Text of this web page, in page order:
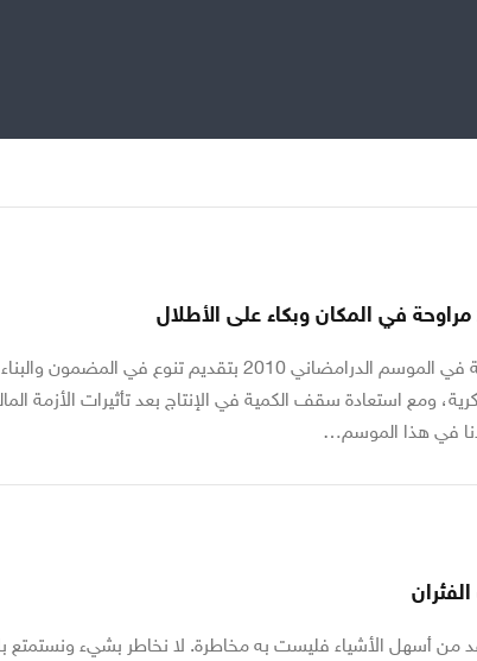
«شباب النهرين» التي تصدر أول كل شهر عن دار «النهرين»
الشاب بأجناسه وصنوفه كافة، وتحاول أن تحل أزمة النشر
وفقت الأعمال السورية في الموسم الدرامضاني 2010
ومع استعادة سقف الكمية في الإنتاج بعد تأثيرات الأزمة
في هذا الموسم…
من أسهل الأشياء فليست به مخاطرة. لا نخاطر بشيء ونستمتع